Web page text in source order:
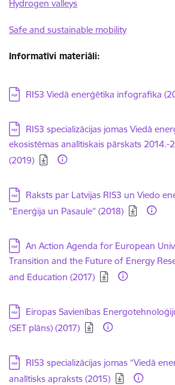
Hydrogen valleys
Safe and sustainable mobility
Informatīvi materiāli:
Lejupielādēt:
RIS3 Viedā enerģētika infografika
Lejupielādēt:
RIS3 specializācijas jomas Viedā
ekosistēmas analītiskais pārskats 2014.-
(2019)
Lejupielādēt:
Raksts par Latvijas RIS3 un Viedo
“Enerģija un Pasaule” (2018)
Lejupielādēt:
An Action Agenda for European
Transition and the Future of Energy
and Education (2017)
Lejupielādēt:
Eiropas Savienības
(SET plāns) (2017)
Lejupielādēt:
RIS3 specializācijas jomas “Viedā
analītisks apraksts (2015)